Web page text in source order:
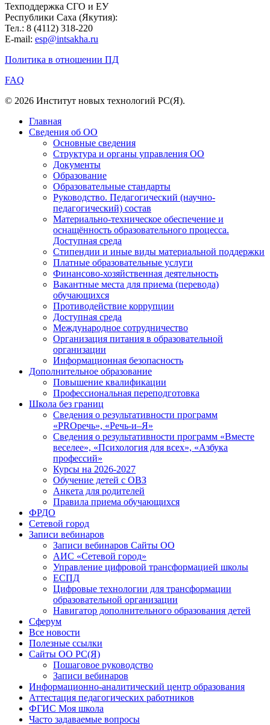
Техподдержка СГО и ЕУ
Республики Саха (Якутия):
Тел.: 8 (4112) 318-220
E-mail: esp@intsakha.ru
Политика в отношении ПД
FAQ
© 2026 Институт новых технологий РС(Я).
Главная
Сведения об ОО
Основные сведения
Структура и органы управления ОО
Документы
Образование
Образовательные стандарты
Руководство. Педагогический (научно-
педагогический) состав
Материально-техническое обеспечение и
оснащённость образовательного процесса.
Доступная среда
Стипендии и иные виды материальной поддержки
Платные образовательные услуги
Финансово-хозяйственная деятельность
Вакантные места для приема (перевода)
обучающихся
Противодействие коррупции
Доступная среда
Международное сотрудничество
Организация питания в образовательной
организации
Информационная безопасность
Дополнительное образование
Повышение квалификации
Профессиональная переподготовка
Школа без границ
Сведения о результативности программ
«PROречь», «Речь-и–Я»
Сведения о результативности программ «Вместе
веселее», «Психология для всех», «Азбука
профессий»
Курсы на 2026-2027
Обучение детей с ОВЗ
Анкета для родителей
Правила приема обучающихся
ФРДО
Сетевой город
Записи вебинаров
Записи вебинаров Сайты ОО
АИС «Сетевой город»
Управление цифровой трансформацией школы
ЕСПД
Цифровые технологии для трансформации
образовательной организации
Навигатор дополнительного образования детей
Сферум
Все новости
Полезные ссылки
Сайты ОО РС(Я)
Пошаговое руководство
Записи вебинаров
Информационно-аналитический центр образования
Аттестация педагогических работников
ФГИС Моя школа
Часто задаваемые вопросы